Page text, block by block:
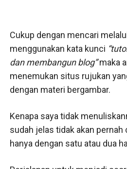
Cukup dengan mencari
menggunakan kata kunci
dan membangun blog”maka
menemukan situs rujukan
dengan materi bergambar.
Kenapa saya tidak
sudah jelas tidak akan pernah
hanya dengan satu atau dua